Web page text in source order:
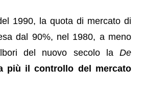
1990, la quota di mercato di
dal 90%, nel 1980, a meno
del nuovo secolo la De
più il controllo del mercato